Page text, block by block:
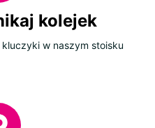
kolejek
w naszym stoisku